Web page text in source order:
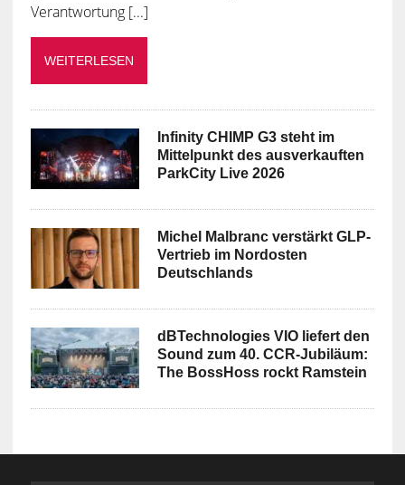
Verantwortung [...]
WEITERLESEN
Infinity CHIMP G3 steht im
Mittelpunkt des ausverkauften
ParkCity Live 2026
Michel Malbranc verstärkt GLP-
Vertrieb im Nordosten
Deutschlands
dBTechnologies VIO liefert den
Sound zum 40. CCR-Jubiläum:
The BossHoss rockt Ramstein